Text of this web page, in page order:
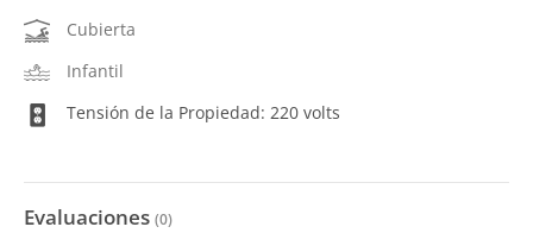
Cubierta
Infantil
Tensión de la Propiedad: 220 volts
Evaluaciones (0)